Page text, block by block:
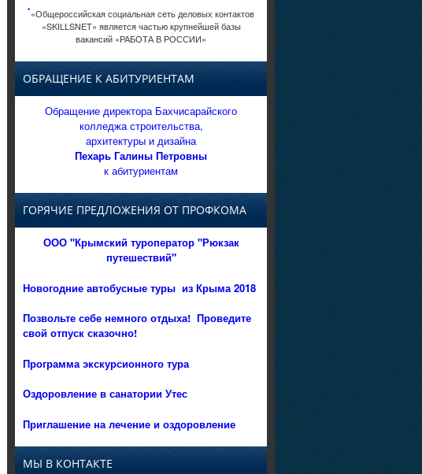
*«Общероссийская социальная сеть деловых контактов
«SKILLSNET» является частью крупнейшей базы
вакансий «РАБОТА В РОССИИ»
ОБРАЩЕНИЕ К АБИТУРИЕНТАМ
Обращение директора Бахчисарайского
колледжа строительства,
архитектуры и дизайна
Пехарь Галины Петровны
к абитуриентам
ГОРЯЧИЕ ПРЕДЛОЖЕНИЯ ОТ ПРОФКОМА
ООО "Крымский туроператор "Рюкзак
путешествий"
Новогодние автобусные туры из Крыма 2018
Позвольте себе немного отдыха! Проведите
свой отпуск сказочно!
Программа экскурсионного тура
Оздоровление в санатории Утес
Приглашение на лечение и оздоровление
МЫ В КОНТАКТЕ